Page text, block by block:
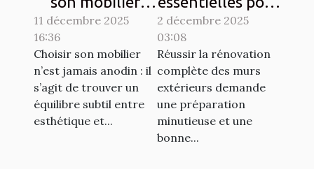
pour allier
esthétique et
durabilité?
11 décembre 2025
16:36
Choisir son mobilier
n’est jamais anodin : il
s’agit de trouver un
équilibre subtil entre
esthétique et...
la rénovation
complète des
murs extérieurs
2 décembre 2025
03:08
Réussir la rénovation
complète des murs
extérieurs demande
une préparation
minutieuse et une
bonne...